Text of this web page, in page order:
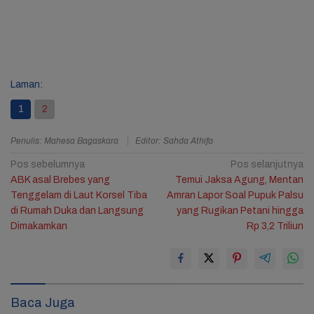
Laman:
1 2
Penulis: Mahesa Bagaskara Editor: Sahda Athifa
Navigasi
pos
Pos sebelumnya
ABK asal Brebes yang
Tenggelam di Laut Korsel Tiba
di Rumah Duka dan Langsung
Dimakamkan
Pos selanjutnya
Temui Jaksa Agung, Mentan
Amran Lapor Soal Pupuk Palsu
yang Rugikan Petani hingga
Rp 3,2 Triliun
Baca Juga